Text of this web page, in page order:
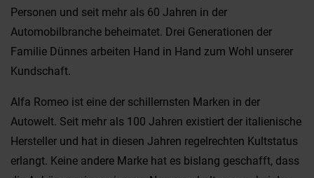
Personen und seit mehr als 60 Jahren in der
Automobilbranche beheimatet. Drei Generationen der
Familie Dünnes arbeiten Hand in Hand zum Wohl unserer
Kundschaft.
Alfa Romeo ist eine der schillernsten Marken in der
Autowelt. Seit mehr als 100 Jahren existiert der italienische
Hersteller und hat in diesen Jahren regelrechten Kultstatus
erlangt. Keine andere Marke hat es bislang geschafft, dass